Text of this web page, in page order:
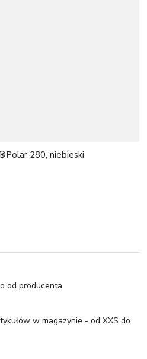
280, niebieski
od producenta
w magazynie - od XXS do